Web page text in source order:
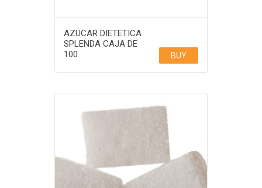
AZUCAR DIETETICA
SPLENDA CAJA DE
100
BUY